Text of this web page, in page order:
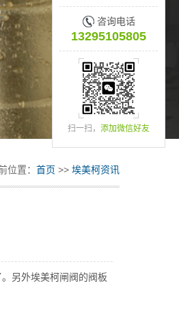
位置： 首页 >> 埃美柯资讯
另外埃美柯闸阀的阀板
咨询电话
13295105805
扫一扫， 添加微信好友